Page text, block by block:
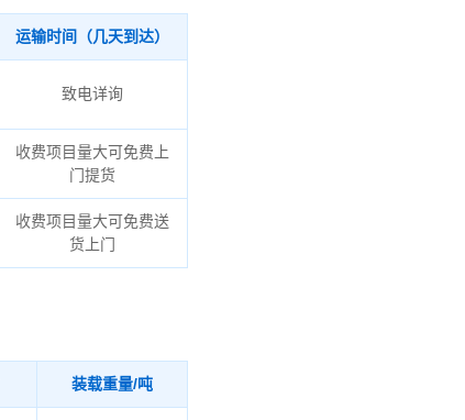
运输时间（几天到达）
致电详询
收费项目量大可免费上
门提货
收费项目量大可免费送
货上门
装载重量/吨